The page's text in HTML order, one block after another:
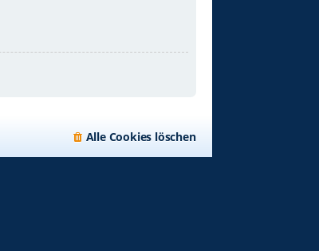
Alle Cookies löschen